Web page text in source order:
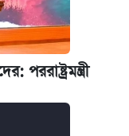
পররাষ্ট্রমন্ত্রী